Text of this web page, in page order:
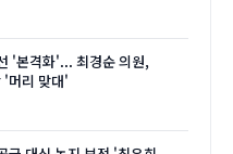
'본격화'... 최경순 의원,
'머리 맞대'